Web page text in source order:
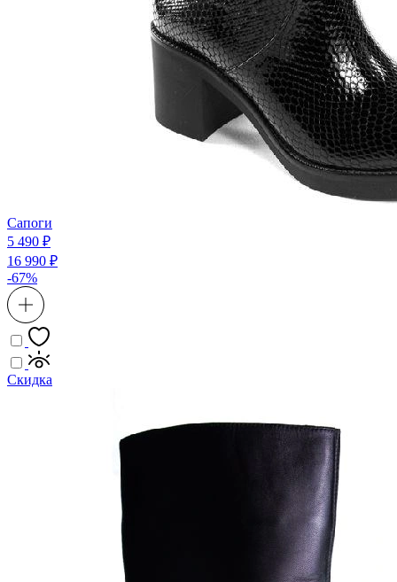
Сапоги
5 490 ₽
16 990 ₽
-67%
Скидка